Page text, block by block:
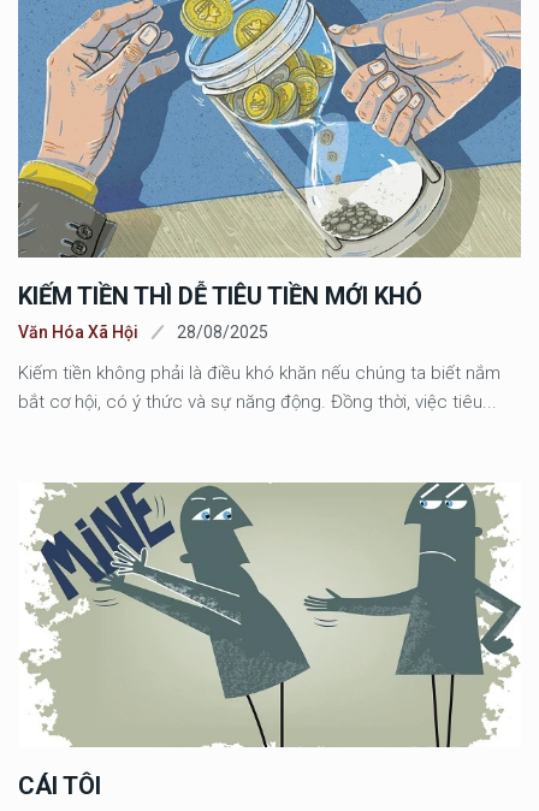
KIẾM TIỀN THÌ DỄ TIÊU TIỀN MỚI KHÓ
Văn Hóa Xã Hội 28/08/2025
Kiếm tiền không phải là điều khó khăn nếu chúng ta biết nắm
bắt cơ hội, có ý thức và sự năng động. Đồng thời, việc tiêu...
CÁI TÔI